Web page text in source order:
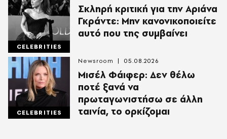
CELEBRITIES
Σκληρή κριτική για την Αριάνα
Γκράντε: Μην κανονικοποιείτε
αυτό που της συμβαίνει
CELEBRITIES
Μισέλ Φάιφερ: Δεν θέλω
ποτέ ξανά να
πρωταγωνιστήσω σε άλλη
ταινία, το ορκίζομαι
Newsroom 05.08.2026